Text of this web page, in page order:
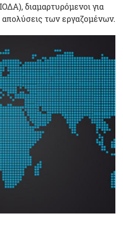
διαμαρτυρόμενοι για
απολύσεις των εργαζομένων.